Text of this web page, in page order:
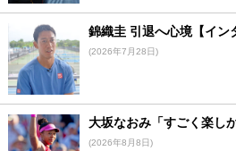
錦織圭 引退へ心境【イン
(2026年7月28日)
大坂なおみ「すごく楽し
(2026年8月8日)